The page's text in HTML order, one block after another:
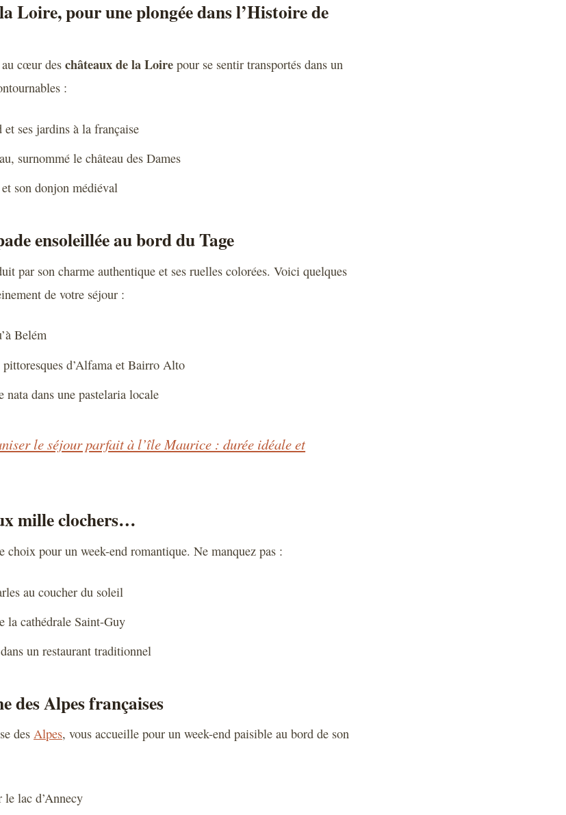
Loire, pour une plongée dans l’Histoire de
au cœur des châteaux de la Loire pour se sentir transportés dans un
:
ses jardins à la française
surnommé le château des Dames
son donjon médiéval
ensoleillée au bord du Tage
par son charme authentique et ses ruelles colorées. Voici quelques
de votre séjour :
Belém
d’Alfama et Bairro Alto
nata dans une pastelaria locale
le séjour parfait à l’île Maurice : durée idéale et
mille clochers…
choix pour un week-end romantique. Ne manquez pas :
au coucher du soleil
la cathédrale Saint-Guy
un restaurant traditionnel
des Alpes françaises
des Alpes, vous accueille pour un week-end paisible au bord de son
le lac d’Annecy